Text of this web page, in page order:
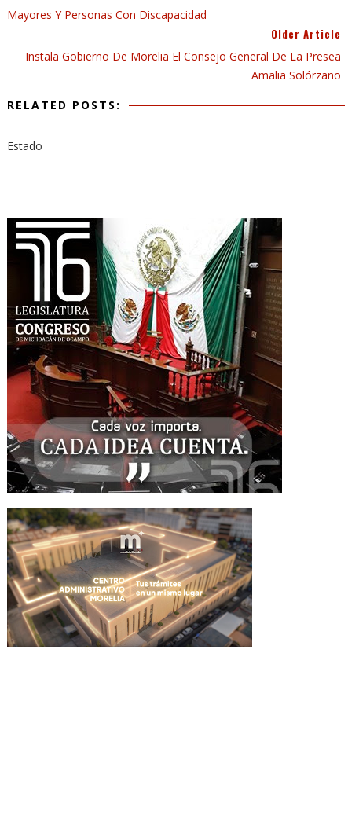
Mayores Y Personas Con Discapacidad
Older Article
Instala Gobierno De Morelia El Consejo General De La Presea
Amalia Solórzano
RELATED POSTS:
Estado